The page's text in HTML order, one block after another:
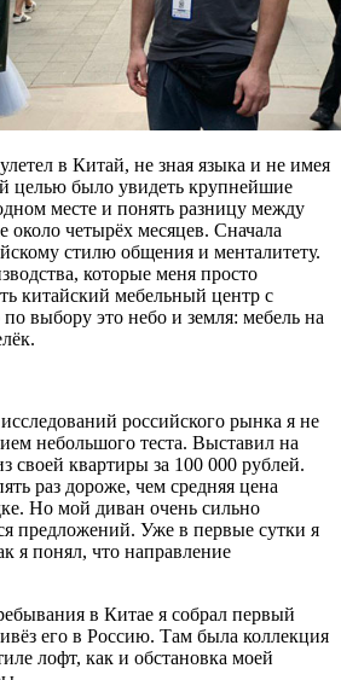
в Китай, не зная языка и не имея
целью было увидеть крупнейшие
месте и понять разницу между
четырёх месяцев. Сначала
стилю общения и менталитету.
которые меня просто
китайский мебельный центр с
выбору это небо и земля: мебель на
российского рынка я не
небольшого теста. Выставил на
своей квартиры за 100 000 рублей.
раз дороже, чем средняя цена
Но мой диван очень сильно
предложений. Уже в первые сутки я
я понял, что направление
в Китае я собрал первый
его в Россию. Там была коллекция
лофт, как и обстановка моей